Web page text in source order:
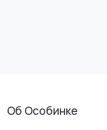
Об Особинке